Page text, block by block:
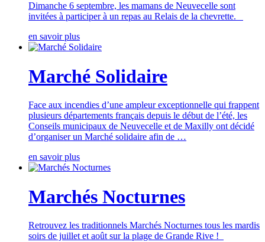
Dimanche 6 septembre, les mamans de Neuvecelle sont
invitées à participer à un repas au Relais de la chevrette.
en savoir plus
Marché Solidaire
Face aux incendies d’une ampleur exceptionnelle qui frappent
plusieurs départements français depuis le début de l’été, les
Conseils municipaux de Neuvecelle et de Maxilly ont décidé
d’organiser un Marché solidaire afin de …
en savoir plus
Marchés Nocturnes
Retrouvez les traditionnels Marchés Nocturnes tous les mardis
soirs de juillet et août sur la plage de Grande Rive !